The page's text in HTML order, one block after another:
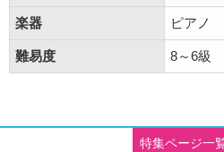
楽器 ピアノ
難易度 8～6級
特集ページ一